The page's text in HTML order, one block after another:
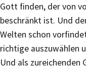
Gott finden, der von
beschränkt ist. Und
Welten schon
richtige auszuwählen
Und als zureichenden